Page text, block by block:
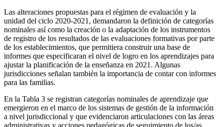
Las alteraciones propuestas para el régimen de evaluación y la
unidad del ciclo 2020-2021, demandaron la definición de categorías
nominales así como la creación o la adaptación de los instrumentos
de registro de los resultados de las evaluaciones formativas por parte
de los establecimientos, que permitiera construir una base de
informes que especificaran el nivel de logro en los aprendizajes para
ajustar la planificación de la enseñanza en 2021. Algunas
jurisdicciones señalan también la importancia de contar con informes
para las familias.
En la Tabla 3 se registran categorías nominales de aprendizaje que
emergieron en el marco de los sistemas de gestión de la información
a nivel jurisdiccional y que evidenciaron articulaciones con las áreas
administrativas y acciones pedagógicas de seguimiento de los/as